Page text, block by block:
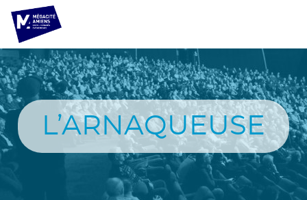
Aller
contenu
principal
Navigation
principale
L’ARNAQUEUSE
Panneau de gestion des cookies